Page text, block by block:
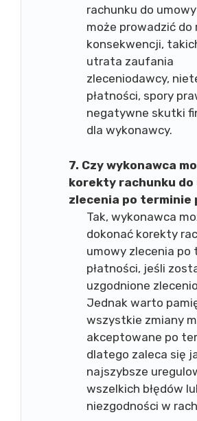
rachunku do
może prowadzić do
konsekwencji,
utrata zaufania
zleceniodawcy,
płatności, spory
negatywne skutki
dla wykonawcy.
7. Czy wykonawca
korekty rachunku do
zlecenia po terminie
Tak, wykonawca
dokonać korekty
umowy zlecenia po
płatności, jeśli
uzgodnione
Jednak warto
wszystkie zmiany
akceptowane po
dlatego zaleca się
najszybsze
wszelkich błędów
niezgodności w